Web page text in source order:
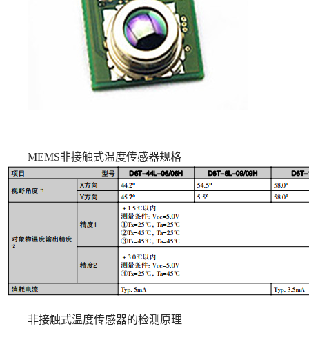
MEMS非接触式温度传感器规格
非接触式温度传感器的检测原理